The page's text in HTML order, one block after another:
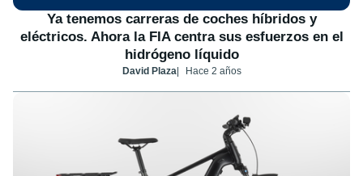
Ya tenemos carreras de coches híbridos y
eléctricos. Ahora la FIA centra sus esfuerzos en el
hidrógeno líquido
David Plaza Hace 2 años